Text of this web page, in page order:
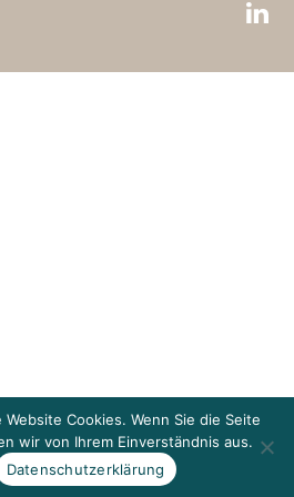
Cookies. Wenn Sie die Seite
wir von Ihrem Einverständnis aus.
Datenschutzerklärung